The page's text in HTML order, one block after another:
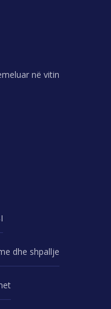
në vitin
dhe shpallje